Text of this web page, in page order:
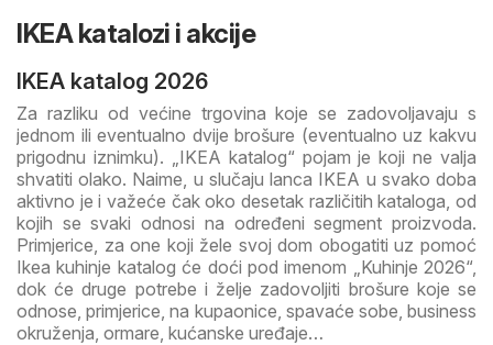
IKEA katalozi i akcije
IKEA katalog 2026
Za razliku od većine trgovina koje se zadovoljavaju s
jednom ili eventualno dvije brošure (eventualno uz kakvu
prigodnu iznimku). „IKEA katalog“ pojam je koji ne valja
shvatiti olako. Naime, u slučaju lanca IKEA u svako doba
aktivno je i važeće čak oko desetak različitih kataloga, od
kojih se svaki odnosi na određeni segment proizvoda.
Primjerice, za one koji žele svoj dom obogatiti uz pomoć
Ikea kuhinje katalog će doći pod imenom „Kuhinje 2026“,
dok će druge potrebe i želje zadovoljiti brošure koje se
odnose, primjerice, na kupaonice, spavaće sobe, business
okruženja, ormare, kućanske uređaje…